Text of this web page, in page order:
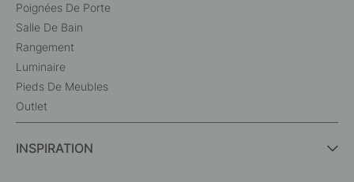
Poignées De Porte
Salle De Bain
Rangement
Luminaire
Pieds De Meubles
Outlet
INSPIRATION